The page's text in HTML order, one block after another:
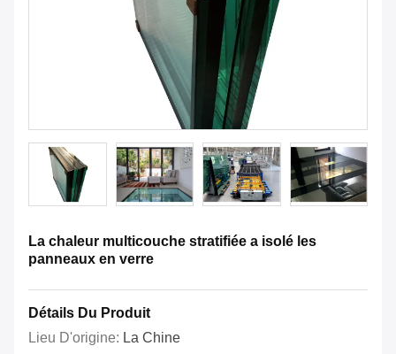
La chaleur multicouche stratifiée a isolé les
panneaux en verre
Détails Du Produit
Lieu D'origine: La Chine